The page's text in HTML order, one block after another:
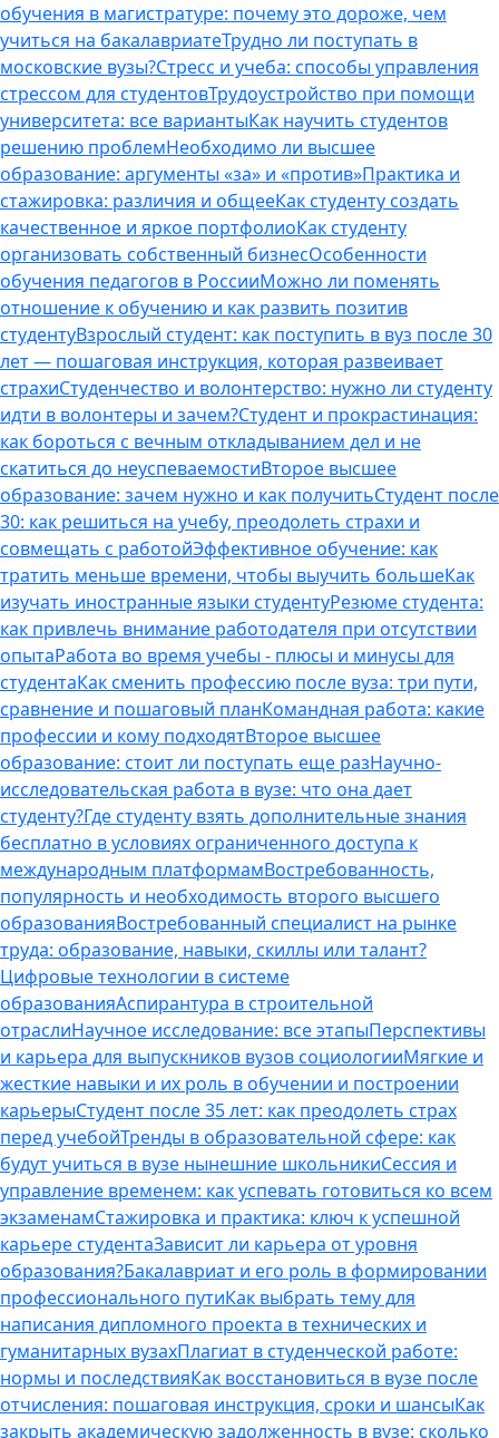
обучения в магистратуре: почему это дороже, чем
учиться на бакалавриатеТрудно ли поступать в
московские вузы?Стресс и учеба: способы управления
стрессом для студентовТрудоустройство при помощи
университета: все вариантыКак научить студентов
решению проблемНеобходимо ли высшее
образование: аргументы «за» и «против»Практика и
стажировка: различия и общееКак студенту создать
качественное и яркое портфолиоКак студенту
организовать собственный бизнесОсобенности
обучения педагогов в РоссииМожно ли поменять
отношение к обучению и как развить позитив
студентуВзрослый студент: как поступить в вуз после 30
лет — пошаговая инструкция, которая развеивает
страхиСтуденчество и волонтерство: нужно ли cтуденту
идти в волонтеры и зачем?Студент и прокрастинация:
как бороться с вечным откладыванием дел и не
скатиться до неуспеваемостиВторое высшее
образование: зачем нужно и как получитьСтудент после
30: как решиться на учебу, преодолеть страхи и
совмещать с работойЭффективное обучение: как
тратить меньше времени, чтобы выучить большеКак
изучать иностранные языки студентуРезюме студента:
как привлечь внимание работодателя при отсутствии
опытаРабота во время учебы - плюсы и минусы для
студентаКак сменить профессию после вуза: три пути,
сравнение и пошаговый планКомандная работа: какие
профессии и кому подходятВторое высшее
образование: стоит ли поступать еще разНаучно-
исследовательская работа в вузе: что она дает
студенту?Где студенту взять дополнительные знания
бесплатно в условиях ограниченного доступа к
международным платформамВостребованность,
популярность и необходимость второго высшего
образованияВостребованный специалист на рынке
труда: образование, навыки, скиллы или талант?
Цифровые технологии в системе
образованияАспирантура в строительной
отраслиНаучное исследование: все этапыПерспективы
и карьера для выпускников вузов социологииМягкие и
жесткие навыки и их роль в обучении и построении
карьерыСтудент после 35 лет: как преодолеть страх
перед учебойТренды в образовательной сфере: как
будут учиться в вузе нынешние школьникиСессия и
управление временем: как успевать готовиться ко всем
экзаменамСтажировка и практика: ключ к успешной
карьере студентаЗависит ли карьера от уровня
образования?Бакалавриат и его роль в формировании
профессионального путиКак выбрать тему для
написания дипломного проекта в технических и
гуманитарных вузахПлагиат в студенческой работе:
нормы и последствияКак восстановиться в вузе после
отчисления: пошаговая инструкция, сроки и шансыКак
закрыть академическую задолженность в вузе: сколько